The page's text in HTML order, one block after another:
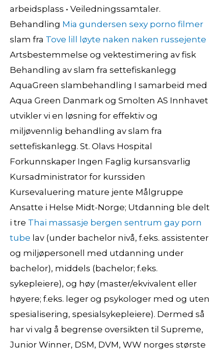
arbeidsplass • Veiledningssamtaler.
Behandling Mia gundersen sexy porno filmer
slam fra Tove lill løyte naken naken russejente
Artsbestemmelse og vektestimering av fisk
Behandling av slam fra settefiskanlegg
AquaGreen slambehandling I samarbeid med
Aqua Green Danmark og Smolten AS Innhavet
utvikler vi en løsning for effektiv og
miljøvennlig behandling av slam fra
settefiskanlegg. St. Olavs Hospital
Forkunnskaper Ingen Faglig kursansvarlig
Kursadministrator for kurssiden
Kursevaluering mature jente Målgruppe
Ansatte i Helse Midt-Norge; Utdanning ble delt
i tre Thai massasje bergen sentrum gay porn
tube lav (under bachelor nivå, f.eks. assistenter
og miljøpersonell med utdanning under
bachelor), middels (bachelor; f.eks.
sykepleiere), og høy (master/ekvivalent eller
høyere; f.eks. leger og psykologer med og uten
spesialisering, spesialsykepleiere). Dermed så
har vi valg å begrense oversikten til Supreme,
Junior Winner, DSM, DVM, WW norges største